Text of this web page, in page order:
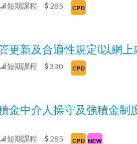
短期課程 285
更新及合適性規定(以網
短期課程 330
金中介人操守及強積金制
短期課程 285